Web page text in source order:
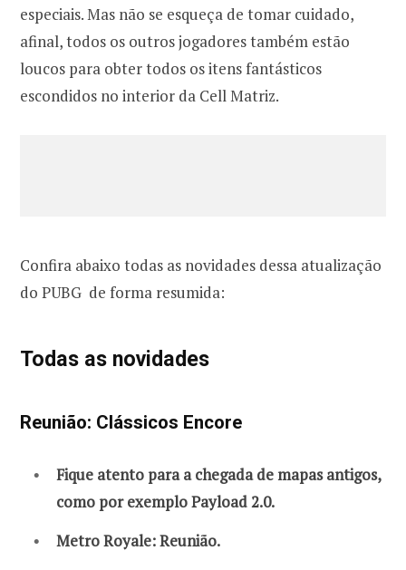
especiais. Mas não se esqueça de tomar cuidado,
afinal, todos os outros jogadores também estão
loucos para obter todos os itens fantásticos
escondidos no interior da Cell Matriz.
Confira abaixo todas as novidades dessa atualização
do PUBG de forma resumida:
Todas as novidades
Reunião: Clássicos Encore
Fique atento para a chegada de mapas antigos,
como por exemplo Payload 2.0.
Metro Royale: Reunião.